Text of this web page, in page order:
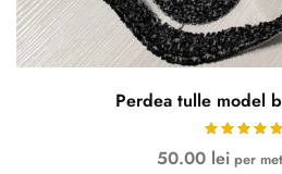
Perdea tulle model
50.00 lei per